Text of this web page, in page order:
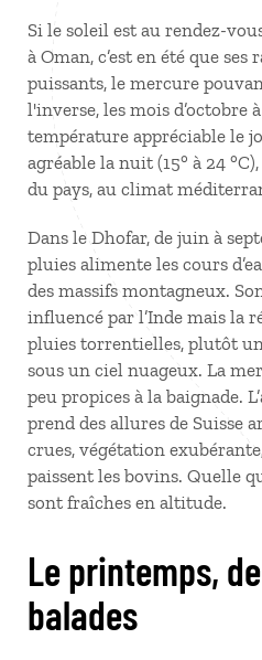
Si le soleil est au rendez-
à Oman, c’est en été que
puissants, le mercure
l'inverse, les mois d’octobre
température appréciable le
agréable la nuit (15° à 24
du pays, au climat
Dans le Dhofar, de juin à
pluies alimente les cours
des massifs montagneux.
influencé par l’Inde mais la
pluies torrentielles, plutôt
sous un ciel nuageux. La
peu propices à la baignade.
prend des allures de Suisse
crues, végétation
paissent les bovins. Quelle
sont fraîches en altitude.
Le printemps, de baignade en
balades